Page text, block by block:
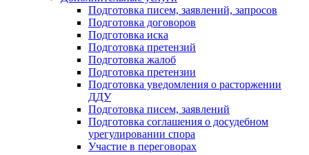
Подготовка писем, заявлений, запросов
Подготовка договоров
Подготовка иска
Подготовка претензий
Подготовка жалоб
Подготовка претензии
Подготовка уведомления о расторжении
ДДУ
Подготовка писем, заявлений
Подготовка соглашения о досудебном
урегулировании спора
Участие в переговорах